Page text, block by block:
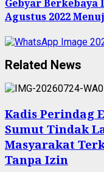
Gebyar Berkebaya
Agustus 2022
Related News
Kadis Perindag
Sumut Tindak
Masyarakat
Tanpa Izin